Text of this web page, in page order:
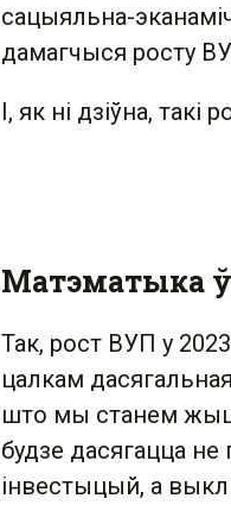
сацыяльна-
дамагчыся росту
І, як ні дзіўна,
Матэматыка
Так, рост ВУП у
цалкам
што мы станем
будзе дасягацца
інвестыцый, а